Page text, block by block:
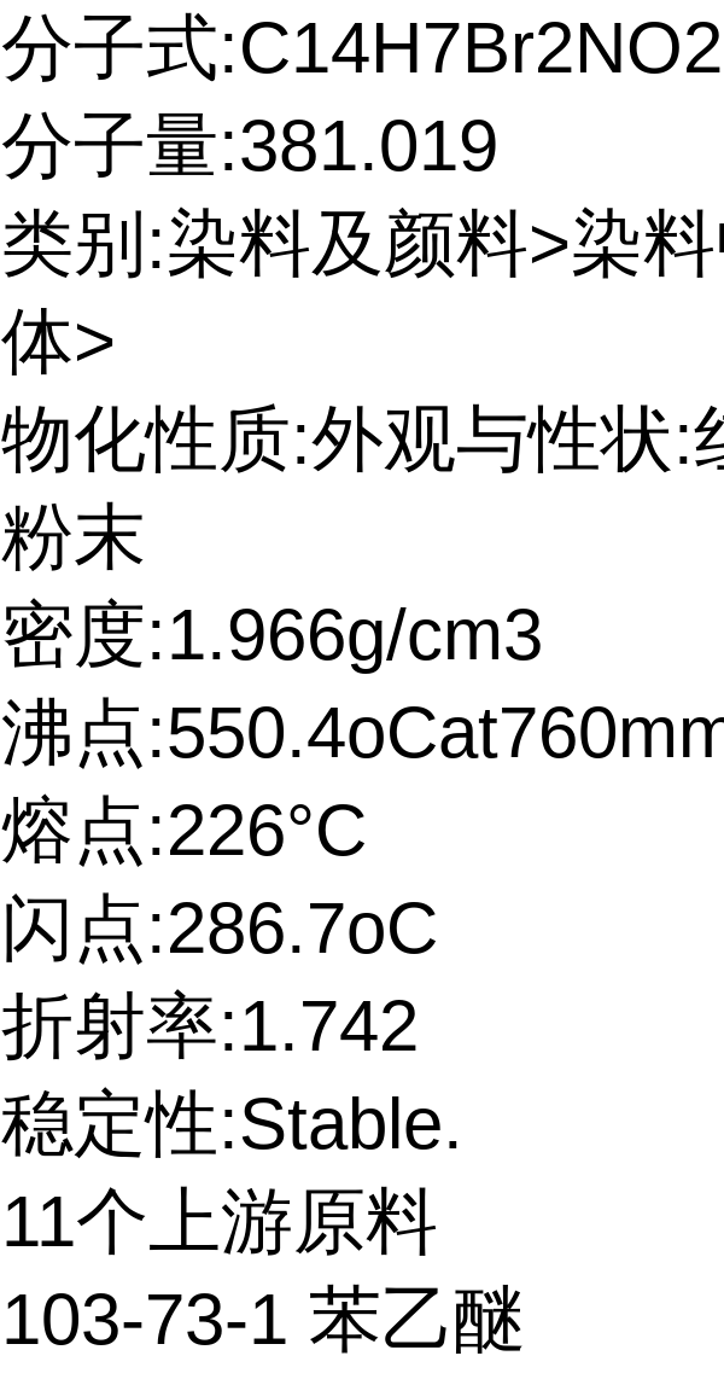
分子式:C14H7Br2NO2
分子量:381.019
类别:染料及颜料>染
体>
物化性质:外观与性状:
粉末
密度:1.966g/cm3
沸点
熔点:226°C
闪点:286.7oC
折射率:1.742
稳定性:Stable.
11个上游原料
103-73-1 苯乙醚